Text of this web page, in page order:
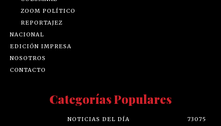
ZOOM POLÍTICO
REPORTAJEZ
NACIONAL
EDICIÓN IMPRESA
NOSOTROS
CONTACTO
Categorías Populares
NOTICIAS DEL DÍA
73075